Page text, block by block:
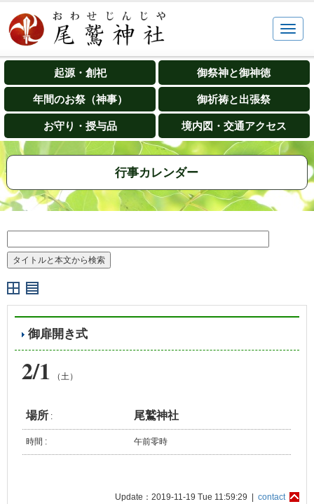
起源・創祀 御祭神と御神徳
年間のお祭（神事） 御祈祷と出張祭
お守り・授与品 境内図・交通アクセス
行事カレンダー
御扉開き式
2/1 （土）
場所 : 尾鷲神社
時間 : 午前零時
Update：2019-11-19 Tue 11:59:29 | contact